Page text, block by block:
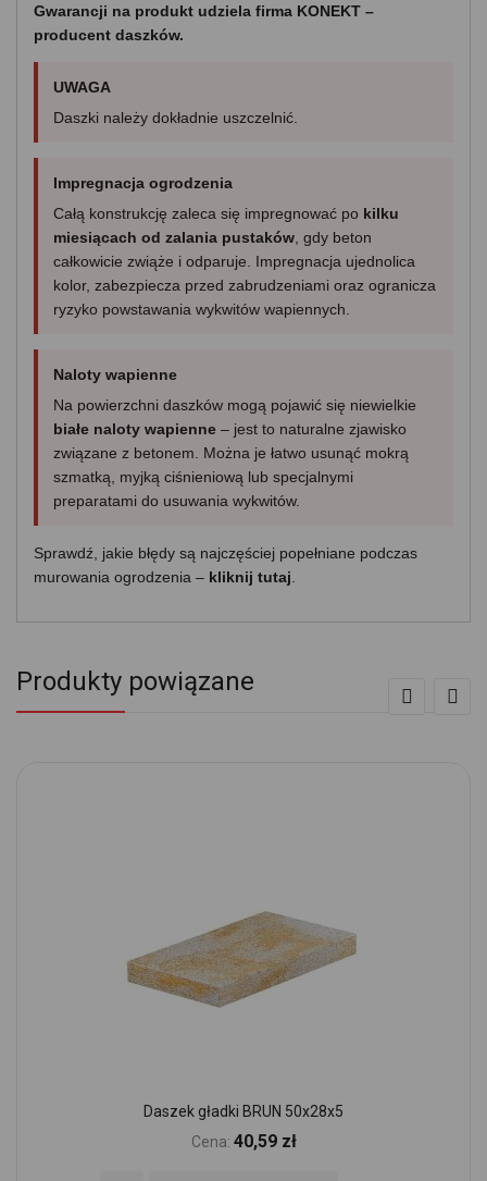
Gwarancji na produkt udziela firma KONEKT –
producent daszków.
UWAGA
Daszki należy dokładnie uszczelnić.
Impregnacja ogrodzenia
Całą konstrukcję zaleca się impregnować po kilku
miesiącach od zalania pustaków , gdy beton
całkowicie zwiąże i odparuje. Impregnacja ujednolica
kolor, zabezpiecza przed zabrudzeniami oraz ogranicza
ryzyko powstawania wykwitów wapiennych.
Naloty wapienne
Na powierzchni daszków mogą pojawić się niewielkie
białe naloty wapienne – jest to naturalne zjawisko
związane z betonem. Można je łatwo usunąć mokrą
szmatką, myjką ciśnieniową lub specjalnymi
preparatami do usuwania wykwitów.
Sprawdź, jakie błędy są najczęściej popełniane podczas
murowania ogrodzenia – kliknij tutaj
Produkty powiązane
Daszek gładki BRUN 50x28x5
Cena: 40,59 zł